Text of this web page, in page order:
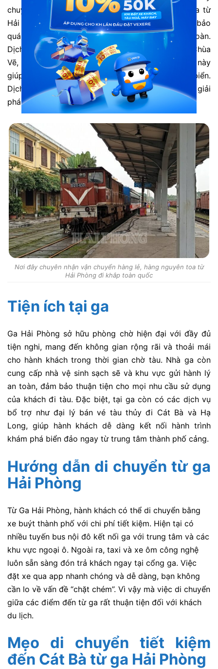
chuyên nhận vận chuyển hàng lẻ, hàng nguyên toa từ
Hải Phòng đi khắp toàn quốc. Nhà ga luôn đảm bảo
quá trình vận chuyển diễn ra nhanh chóng và an toàn.
Dịch vụ vận tải container từ các cảng nội địa như Chùa
Vẽ, Đình Vũ được khai thác mạnh mẽ. Hoạt động này
giúp kết nối hiệu quả giữa đường sắt và đường biển.
Dịch vụ kho bãi và ủy thác vận tải tại ga mang lại giải
pháp logistics toàn diện cho doanh nghiệp.
Nơi đây chuyên nhận vận chuyển hàng lẻ, hàng nguyên toa từ
Hải Phòng đi khắp toàn quốc
Tiện ích tại ga
Ga Hải Phòng sở hữu phòng chờ hiện đại với đầy đủ
tiện nghi, mang đến không gian rộng rãi và thoải mái
cho hành khách trong thời gian chờ tàu. Nhà ga còn
cung cấp nhà vệ sinh sạch sẽ và khu vực gửi hành lý
an toàn, đảm bảo thuận tiện cho mọi nhu cầu sử dụng
của khách đi tàu. Đặc biệt, tại ga còn có các dịch vụ
bổ trợ nhưđại lý bán vé tàu thủy đi Cát Bà và Hạ
Long, giúp hành khách dễ dàng kết nối hành trình
khám phá biển đảo ngay từ trung tâm thành phố cảng.
Hướng dẫn di chuyển từ ga
Hải Phòng
Từ Ga Hải Phòng, hành khách có thể di chuyển bằng
xe buýt thành phố với chi phí tiết kiệm. Hiện tại có
nhiều tuyến bus nội đô kết nối ga với trung tâm và các
khu vực ngoại ô. Ngoài ra, taxi và xe ôm công nghệ
luôn sẵn sàng đón trả khách ngay tại cổng ga. Việc
đặt xe qua app nhanh chóng và dễ dàng, bạn không
cần lo về vấn đề “chặt chém”. Vì vậy mà việc di chuyển
giữa các điểm đến từ ga rất thuận tiện đối với khách
du lịch.
Mẹo di chuyển tiết kiệm
đến Cát Bà từ ga Hải Phòng